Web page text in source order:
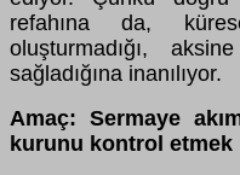
refahına da,
oluşturmadığı,
sağladığına inanılıyor.
Amaç: Sermaye
kurunu kontrol etmek